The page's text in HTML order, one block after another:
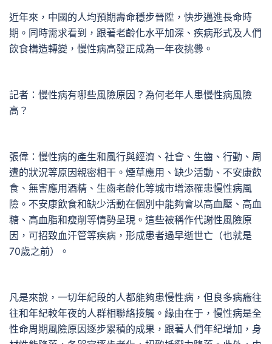
近年來，中國的人均預期壽命穩步晉陞，快步邁進長命時
期。同時需求看到，跟著老齡化水平加深、疾病形式及人們
飲食構造轉變，慢性病高發正成為一年夜挑釁。
記者：慢性病有哪些風險原因？為何老年人患慢性病風險
高？
張偉：慢性病的產生和風行與經濟、社會、生齒、行動、周
遭的狀況等原因親密相干。煙草應用、缺少活動、不安康飲
食、無害應用酒精、生齒老齡化等城市增添罹患慢性病風
險。不安康飲食和缺少活動在個別中能夠會以高血壓、高血
糖、高血脂和瘦削等情勢呈現。這些被稱作代謝性風險原
因，可招致血汗管等疾病，形成患者過早逝世亡（也就是
70歲之前）。
凡是來說，一切年紀段的人都能夠患慢性病，但良多病癥往
往和年紀較年夜的人群相聯絡接觸。緣由在于，慢性病是全
性命周期風險原因逐步累積的成果，跟著人們年紀增加，身